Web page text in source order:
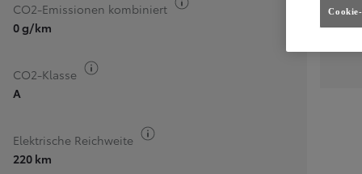
CO2-Emissionen kombiniert
0 g/km
CO2-Klasse
A
Elektrische Reichweite
220 km